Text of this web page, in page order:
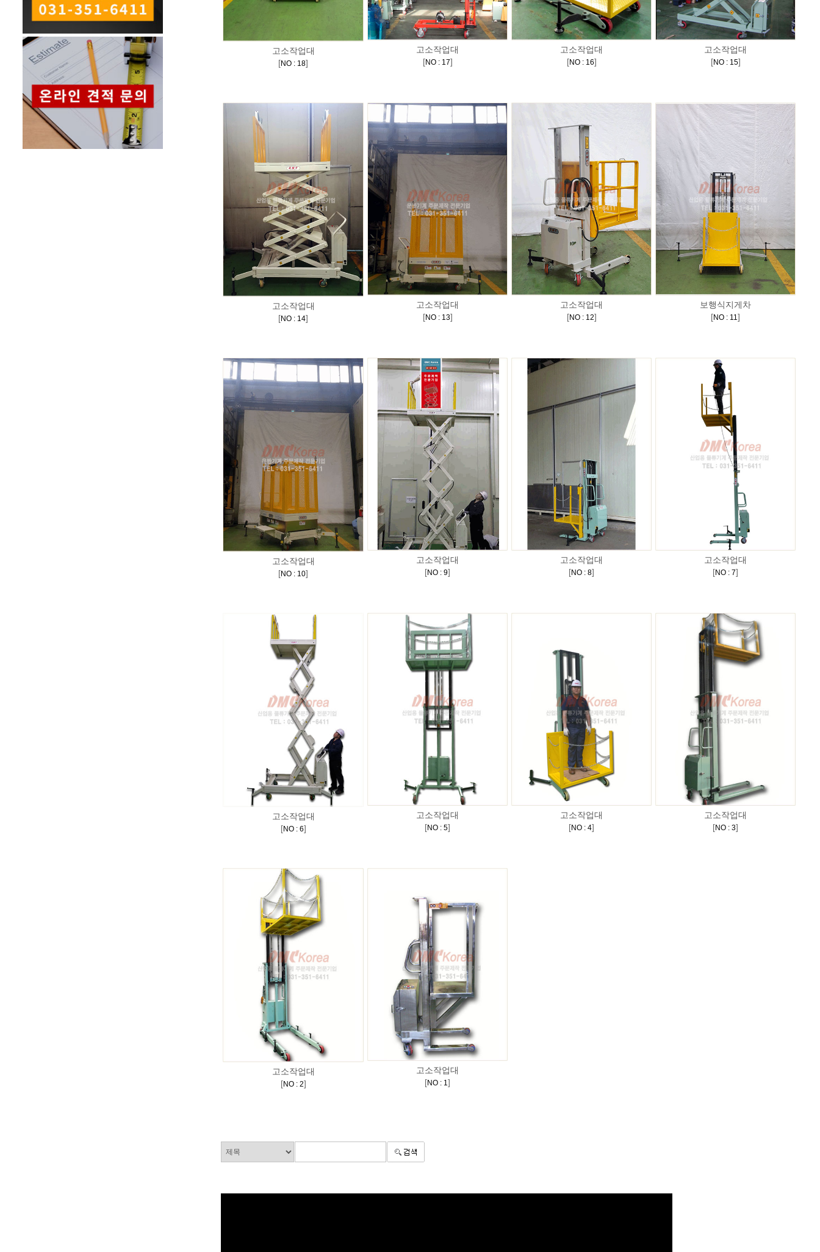
고소작업대
[NO : 18]
고소작업대
[NO : 17]
고소작업대
[NO : 16]
고소작업대
[NO : 15]
고소작업대
[NO : 14]
고소작업대
[NO : 13]
고소작업대
[NO : 12]
보행식지게차
[NO : 11]
고소작업대
[NO : 10]
고소작업대
[NO : 9]
고소작업대
[NO : 8]
고소작업대
[NO : 7]
고소작업대
[NO : 6]
고소작업대
[NO : 5]
고소작업대
[NO : 4]
고소작업대
[NO : 3]
고소작업대
[NO : 2]
고소작업대
[NO : 1]